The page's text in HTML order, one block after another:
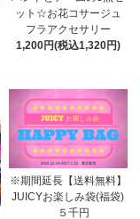
ット☆お花コサージュ
フラアクセサリー
1,200円(税込1,320円)
※期間延長【送料無料】
JUICYお楽しみ袋(福袋)
５千円